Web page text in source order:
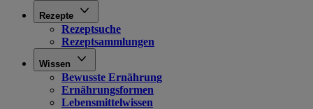
Rezepte
Rezeptsuche
Rezeptsammlungen
Wissen
Bewusste Ernährung
Ernährungsformen
Lebensmittelwissen